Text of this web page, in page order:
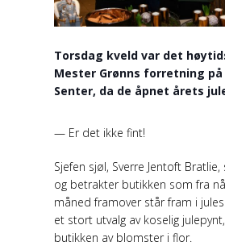
Torsdag kveld var det
Mester Grønns forretning
Senter, da de åpnet årets
— Er det ikke fint!
Sjefen sjøl, Sverre Jentoft
og betrakter butikken som fra
måned framover står fram i
et stort utvalg av koselig
butikken av blomster i flor.